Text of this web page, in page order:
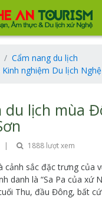
Cẩm nang du lịch
nghiệm Du lịch
du lịch mùa
| 1888 lượt xem
cảnh sắc đặc trưng của
danh là “Sa Pa của xứ
Thu, đầu Đông, bất